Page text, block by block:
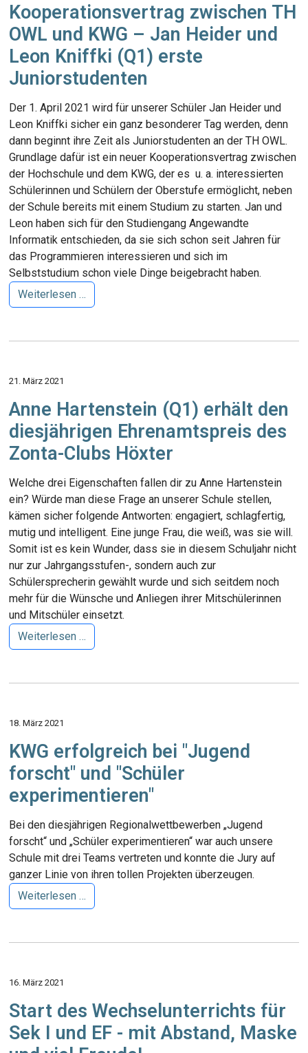
Kooperationsvertrag zwischen TH
OWL und KWG – Jan Heider und
Leon Kniffki (Q1) erste
Juniorstudenten
Der 1. April 2021 wird für unserer Schüler Jan Heider und
Leon Kniffki sicher ein ganz besonderer Tag werden, denn
dann beginnt ihre Zeit als Juniorstudenten an der TH OWL.
Grundlage dafür ist ein neuer Kooperationsvertrag zwischen
der Hochschule und dem KWG, der es u. a. interessierten
Schülerinnen und Schülern der Oberstufe ermöglicht, neben
der Schule bereits mit einem Studium zu starten. Jan und
Leon haben sich für den Studiengang Angewandte
Informatik entschieden, da sie sich schon seit Jahren für
das Programmieren interessieren und sich im
Selbststudium schon viele Dinge beigebracht haben.
Weiterlesen …
21. März 2021
Anne Hartenstein (Q1) erhält den
diesjährigen Ehrenamtspreis des
Zonta-Clubs Höxter
Welche drei Eigenschaften fallen dir zu Anne Hartenstein
ein? Würde man diese Frage an unserer Schule stellen,
kämen sicher folgende Antworten: engagiert, schlagfertig,
mutig und intelligent. Eine junge Frau, die weiß, was sie will.
Somit ist es kein Wunder, dass sie in diesem Schuljahr nicht
nur zur Jahrgangsstufen-, sondern auch zur
Schülersprecherin gewählt wurde und sich seitdem noch
mehr für die Wünsche und Anliegen ihrer Mitschülerinnen
und Mitschüler einsetzt.
Weiterlesen …
18. März 2021
KWG erfolgreich bei "Jugend
forscht" und "Schüler
experimentieren"
Bei den diesjährigen Regionalwettbewerben „Jugend
forscht“ und „Schüler experimentieren“ war auch unsere
Schule mit drei Teams vertreten und konnte die Jury auf
ganzer Linie von ihren tollen Projekten überzeugen.
Weiterlesen …
16. März 2021
Start des Wechselunterrichts für
Sek I und EF - mit Abstand, Maske